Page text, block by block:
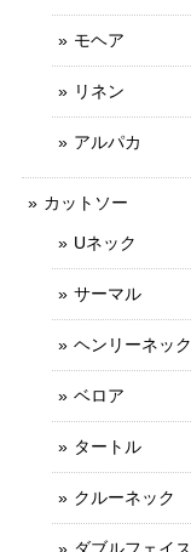
モヘア
リネン
アルパカ
カットソー
Uネック
サーマル
ヘンリーネック
ベロア
タートル
クルーネック
ダブルフェイス